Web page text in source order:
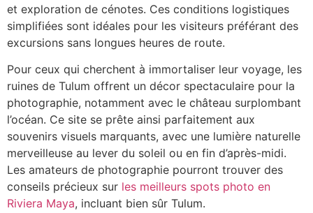
et exploration de cénotes. Ces conditions logistiques
simplifiées sont idéales pour les visiteurs préférant des
excursions sans longues heures de route.
Pour ceux qui cherchent à immortaliser leur voyage, les
ruines de Tulum offrent un décor spectaculaire pour la
photographie, notamment avec le château surplombant
l’océan. Ce site se prête ainsi parfaitement aux
souvenirs visuels marquants, avec une lumière naturelle
merveilleuse au lever du soleil ou en fin d’après-midi.
Les amateurs de photographie pourront trouver des
conseils précieux sur les meilleurs spots photo en
Riviera Maya, incluant bien sûr Tulum.